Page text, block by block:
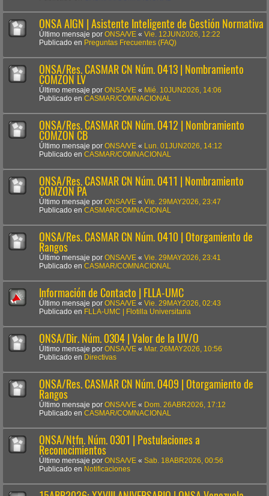
ONSA AIGN | Asistente Inteligente de Gestión Normativa
Último mensaje por ONSA/VE « Vie. 12JUN2026, 12:22
Publicado en Preguntas Frecuentes (FAQ)
ONSA/Res. CASMAR CN Núm. 0413 | Nombramiento
COMZON LV
Último mensaje por ONSA/VE « Mié. 10JUN2026, 14:06
Publicado en CASMAR/COMNACIONAL
ONSA/Res. CASMAR CN Núm. 0412 | Nombramiento
COMZON CB
Último mensaje por ONSA/VE «
Lun. 01JUN2026, 14:12
Publicado en CASMAR/COMNACIONAL
ONSA/Res. CASMAR CN Núm. 0411 | Nombramiento
COMZON PA
Último mensaje por ONSA/VE « Vie. 29MAY2026, 23:47
Publicado en CASMAR/COMNACIONAL
ONSA/Res. CASMAR CN Núm. 0410 | Otorgamiento de
Rangos
Último mensaje por ONSA/VE « Vie. 29MAY2026, 23:41
Publicado en CASMAR/COMNACIONAL
Información de Contacto | FLLA-UMC
Último mensaje por ONSA/VE « Vie. 29MAY2026, 02:43
Publicado en FLLA-UMC | Flotilla Universitaria
ONSA/Dir. Núm. 0304 | Valor de la UV/O
Último mensaje por ONSA/VE « Mar. 26MAY2026, 10:56
Publicado en Directivas
ONSA/Res. CASMAR CN Núm. 0409 | Otorgamiento de
Rangos
Último mensaje por ONSA/VE « Dom. 26ABR2026, 17:12
Publicado en CASMAR/COMNACIONAL
ONSA/Ntfn. Núm. 0301 | Postulaciones a
Reconocimientos
Último mensaje por ONSA/VE « Sab. 18ABR2026, 00:56
Publicado en Notificaciones